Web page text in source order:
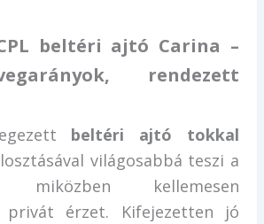
beltéri ajtó Carina –
rendezett
beltéri ajtó tokkal
világosabbá teszi a
miközben kellemesen
privát érzet. Kifejezetten jó